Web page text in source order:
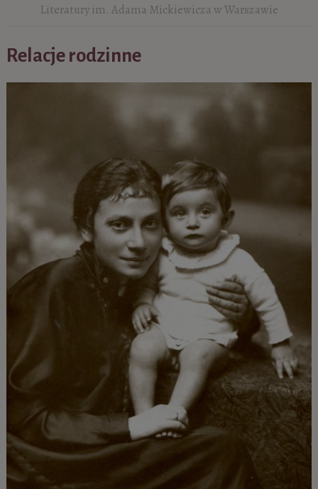
Literatury im. Adama Mickiewicza w Warszawie
Relacje rodzinne